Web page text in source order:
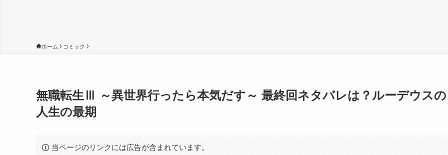
ホーム コミック
無職転生Ⅲ ～異世界行ったら本気だす～ 最終回ネタバレは？ルーデウスの
人生の最期
当ページのリンクには広告が含まれています。